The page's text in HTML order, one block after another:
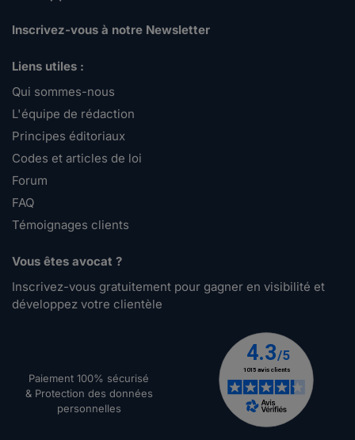
Inscrivez-vous à notre Newsletter
Liens utiles :
Qui sommes-nous
L'équipe de rédaction
Principes éditoriaux
Codes et articles de loi
Forum
FAQ
Témoignages clients
Vous êtes avocat ?
Inscrivez-vous gratuitement pour gagner en visibilité et
développez votre clientèle
Paiement 100% sécurisé
& Protection des données
personnelles